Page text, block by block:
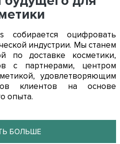
собирается оцифровать
индустрии. Мы станем
по доставке косметики,
с партнерами, центром
удовлетворяющим
клиентов на основе
опыта.
БОЛЬШЕ